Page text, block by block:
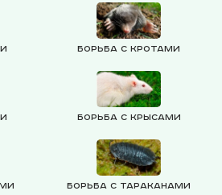
Борьба с кротами
Борьба с крысами
Борьба с тараканами